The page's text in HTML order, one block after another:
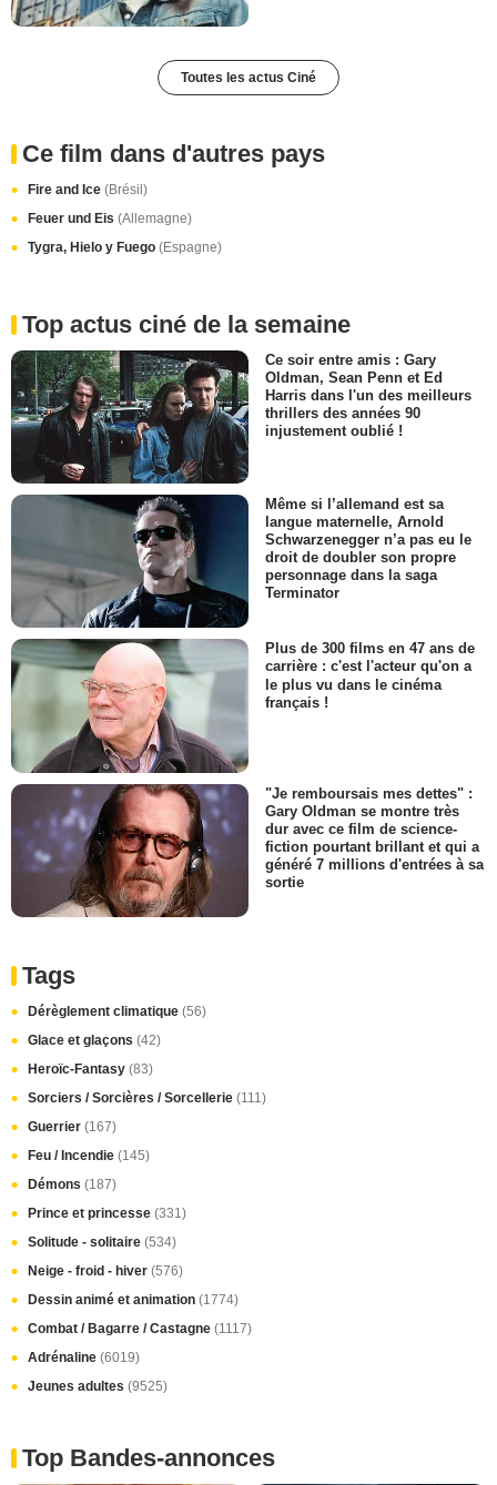
Toutes les actus Ciné
Ce film dans d'autres pays
Fire and Ice (Brésil)
Feuer und Eis (Allemagne)
Tygra, Hielo y Fuego (Espagne)
Top actus ciné de la semaine
Ce soir entre amis : Gary
Oldman, Sean Penn et Ed
Harris dans l'un des meilleurs
thrillers des années 90
injustement oublié !
Même si l’allemand est sa
langue maternelle, Arnold
Schwarzenegger n’a pas eu le
droit de doubler son propre
personnage dans la saga
Terminator
Plus de 300 films en 47 ans de
carrière : c'est l'acteur qu'on a
le plus vu dans le cinéma
français !
"Je remboursais mes dettes" :
Gary Oldman se montre très
dur avec ce film de science-
fiction pourtant brillant et qui a
généré 7 millions d'entrées à sa
sortie
Tags
Dérèglement climatique (56)
Glace et glaçons (42)
Heroïc-Fantasy (83)
Sorciers / Sorcières / Sorcellerie (111)
Guerrier (167)
Feu / Incendie (145)
Démons (187)
Prince et princesse (331)
Solitude - solitaire (534)
Neige - froid - hiver (576)
Dessin animé et animation (1774)
Combat / Bagarre / Castagne (1117)
Adrénaline (6019)
Jeunes adultes (9525)
Top Bandes-annonces